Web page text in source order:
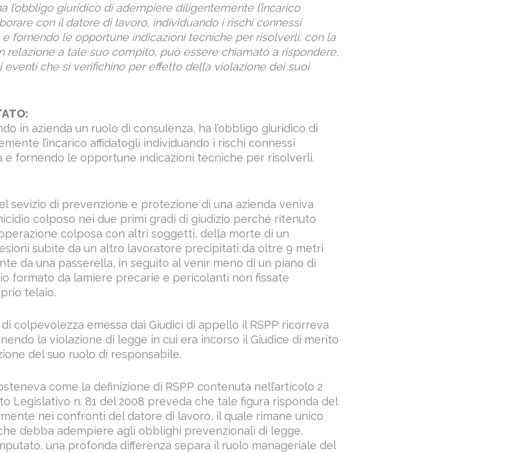
l’obbligo giuridico di adempiere diligentemente l’incarico
con il datore di lavoro, individuando i rischi connessi
e fornendo le opportune indicazioni tecniche per risolverli, con la
relazione a tale suo compito, può essere chiamato a rispondere,
eventi che si verifichino per effetto della violazione dei suoi
in azienda un ruolo di consulenza, ha l’obbligo giuridico di
l’incarico affidatogli individuando i rischi connessi
e fornendo le opportune indicazioni tecniche per risolverli.
sevizio di prevenzione e protezione di una azienda veniva
colposo nei due primi gradi di giudizio perché ritenuto
colposa con altri soggetti, della morte di un
subite da un altro lavoratore precipitati da oltre 9 metri
da una passerella, in seguito al venir meno di un piano di
formato da lamiere precarie e pericolanti non fissate
telaio.
colpevolezza emessa dai Giudici di appello il RSPP ricorreva
la violazione di legge in cui era incorso il Giudice di merito
del suo ruolo di responsabile.
come la definizione di RSPP contenuta nell’articolo 2
Legislativo n. 81 del 2008 preveda che tale figura risponda del
nei confronti del datore di lavoro, il quale rimane unico
debba adempiere agli obblighi prevenzionali di legge,
una profonda differenza separa il ruolo manageriale del